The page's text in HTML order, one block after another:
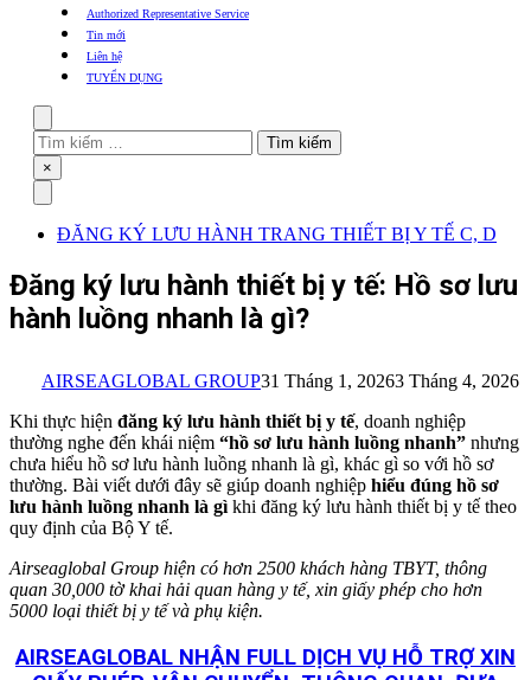
Authorized Representative Service
Tin mới
Liên hệ
TUYỂN DỤNG
Tìm
kiếm
cho:
Close
×
ĐĂNG KÝ LƯU HÀNH TRANG THIẾT BỊ Y TẾ C, D
Đăng ký lưu hành thiết bị y tế: Hồ sơ lưu
hành luồng nhanh là gì?
AIRSEAGLOBAL GROUP31 Tháng 1, 20263 Tháng 4, 2026
Khi thực hiện đăng ký lưu hành thiết bị y tế, doanh nghiệp
thường nghe đến khái niệm “hồ sơ lưu hành luồng nhanh” nhưng
chưa hiểu hồ sơ lưu hành luồng nhanh là gì, khác gì so với hồ sơ
thường. Bài viết dưới đây sẽ giúp doanh nghiệp hiểu đúng hồ sơ
lưu hành luồng nhanh là gì khi đăng ký lưu hành thiết bị y tế theo
quy định của Bộ Y tế.
Airseaglobal Group hiện có hơn 2500 khách hàng TBYT, thông
quan 30,000 tờ khai hải quan hàng y tế, xin giấy phép cho hơn
5000 loại thiết bị y tế và phụ kiện.
AIRSEAGLOBAL NHẬN FULL DỊCH VỤ HỖ TRỢ XIN